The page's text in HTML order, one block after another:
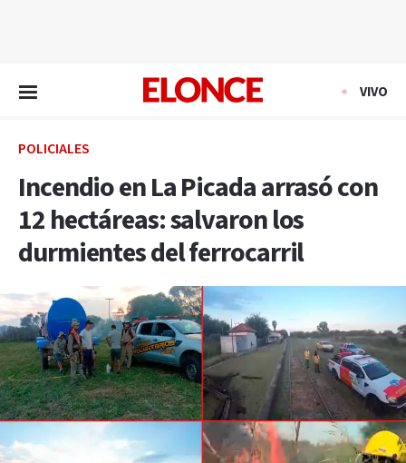
VIVO
POLICIALES
Incendio en La Picada arrasó con
12 hectáreas: salvaron los
durmientes del ferrocarril